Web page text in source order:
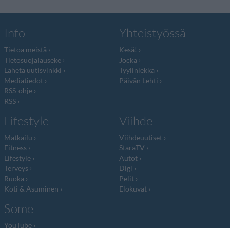
Info
Tietoa meistä
Tietosuojalauseke
Lähetä uutisvinkki
Mediatiedot
RSS-ohje
RSS
Yhteistyössä
Kesä!
Jocka
Tyyliniekka
Päivän Lehti
Lifestyle
Matkailu
Fitness
Lifestyle
Terveys
Ruoka
Koti & Asuminen
Viihde
Viihdeuutiset
StaraTV
Autot
Digi
Pelit
Elokuvat
Some
YouTube